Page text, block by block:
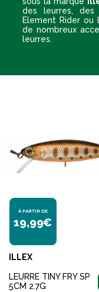
des leurres, des
Element Rider ou
de nombreux
leurres.
À PARTIR DE
19,99€
ILLEX
LEURRE TINY FRY SP
5CM 2.7G